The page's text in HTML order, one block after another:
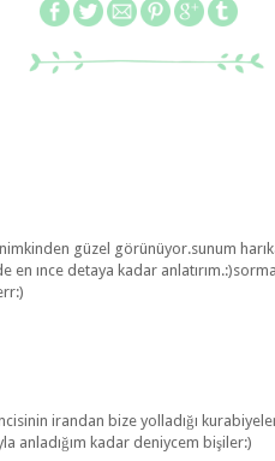
güzel görünüyor.sunum
en ınce detaya kadar
irandan bize yolladığı
anladığım kadar deniycem bişiler:)